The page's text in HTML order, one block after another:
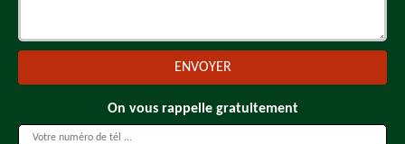
On vous rappelle gratuitement